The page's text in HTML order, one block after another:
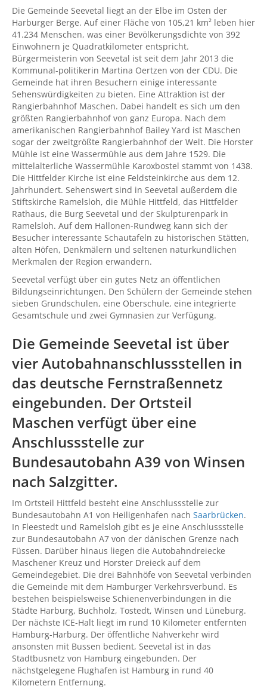
Die Gemeinde Seevetal liegt an der Elbe im Osten der
Harburger Berge. Auf einer Fläche von 105,21 km² leben hier
41.234 Menschen, was einer Bevölkerungsdichte von 392
Einwohnern je Quadratkilometer entspricht.
Bürgermeisterin von Seevetal ist seit dem Jahr 2013 die
Kommunal-politikerin Martina Oertzen von der CDU. Die
Gemeinde hat ihren Besuchern einige interessante
Sehenswürdigkeiten zu bieten. Eine Attraktion ist der
Rangierbahnhof Maschen. Dabei handelt es sich um den
größten Rangierbahnhof von ganz Europa. Nach dem
amerikanischen Rangierbahnhof Bailey Yard ist Maschen
sogar der zweitgrößte Rangierbahnhof der Welt. Die Horster
Mühle ist eine Wassermühle aus dem Jahre 1529. Die
mittelalterliche Wassermühle Karoxbostel stammt von 1438.
Die Hittfelder Kirche ist eine Feldsteinkirche aus dem 12.
Jahrhundert. Sehenswert sind in Seevetal außerdem die
Stiftskirche Ramelsloh, die Mühle Hittfeld, das Hittfelder
Rathaus, die Burg Seevetal und der Skulpturenpark in
Ramelsloh. Auf dem Hallonen-Rundweg kann sich der
Besucher interessante Schautafeln zu historischen Stätten,
alten Höfen, Denkmälern und seltenen naturkundlichen
Merkmalen der Region erwandern.
Seevetal verfügt über ein gutes Netz an öffentlichen
Bildungseinrichtungen. Den Schülern der Gemeinde stehen
sieben Grundschulen, eine Oberschule, eine integrierte
Gesamtschule und zwei Gymnasien zur Verfügung.
Die Gemeinde Seevetal ist über
vier Autobahnanschlussstellen in
das deutsche Fernstraßennetz
eingebunden. Der Ortsteil
Maschen verfügt über eine
Anschlussstelle zur
Bundesautobahn A39 von Winsen
nach Salzgitter.
Im Ortsteil Hittfeld besteht eine Anschlussstelle zur
Bundesautobahn A1 von Heiligenhafen nach Saarbrücken.
In Fleestedt und Ramelsloh gibt es je eine Anschlussstelle
zur Bundesautobahn A7 von der dänischen Grenze nach
Füssen. Darüber hinaus liegen die Autobahndreiecke
Maschener Kreuz und Horster Dreieck auf dem
Gemeindegebiet. Die drei Bahnhöfe von Seevetal verbinden
die Gemeinde mit dem Hamburger Verkehrsverbund. Es
bestehen beispielsweise Schienenverbindungen in die
Städte Harburg, Buchholz, Tostedt, Winsen und Lüneburg.
Der nächste ICE-Halt liegt im rund 10 Kilometer entfernten
Hamburg-Harburg. Der öffentliche Nahverkehr wird
ansonsten mit Bussen bedient, Seevetal ist in das
Stadtbusnetz von Hamburg eingebunden. Der
nächstgelegene Flughafen ist Hamburg in rund 40
Kilometern Entfernung.